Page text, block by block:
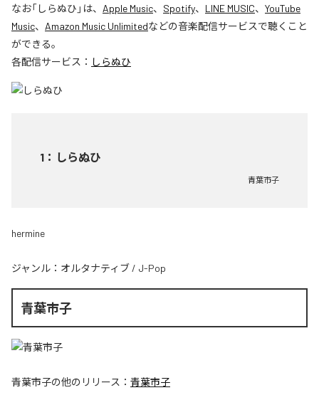
なお「しらぬひ 」は、 Apple Music、 Spotify、 LINE MUSIC、 YouTube
Music、 Amazon Music Unlimitedなどの音楽配信サービスで聴くこと
ができる。
各配信サービス： しらぬひ
1 ： しらぬひ
青葉市子
hermine
ジャンル： オルタナティブ / J-Pop
青葉市子
青葉市子の他のリリース： 青葉市子